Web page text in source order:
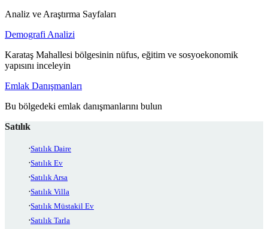
Analiz ve Araştırma Sayfaları
Demografi Analizi
Karataş Mahallesi bölgesinin nüfus, eğitim ve sosyoekonomik
yapısını inceleyin
Emlak Danışmanları
Bu bölgedeki emlak danışmanlarını bulun
Satılık
Satılık Daire
Satılık Ev
Satılık Arsa
Satılık Villa
Satılık Müstakil Ev
Satılık Tarla